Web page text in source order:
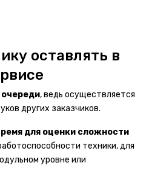
оставлять в
, ведь осуществляется
других заказчиков.
для оценки сложности
техники, для
уровне или